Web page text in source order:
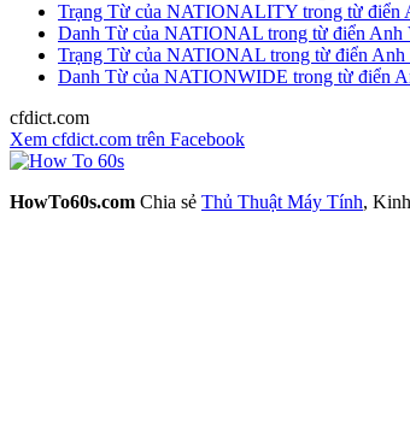
Trạng Từ của NATIONALITY trong từ điển
Danh Từ của NATIONAL trong từ điển Anh
Trạng Từ của NATIONAL trong từ điển Anh
Danh Từ của NATIONWIDE trong từ điển
cfdict.com
Xem cfdict.com trên Facebook
HowTo60s.com Chia sẻ Thủ Thuật Máy Tính,